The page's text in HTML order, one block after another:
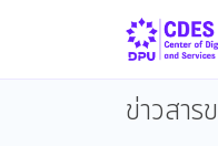
ข่าวสาร